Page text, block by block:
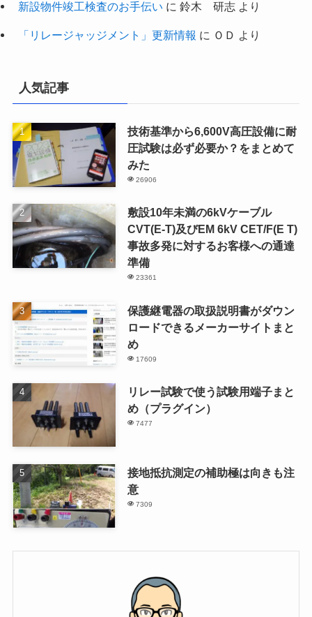
新設物件竣工検査のお手伝い に 鈴木 研志より
「リレージャッジメント」更新情報 に ＯＤ より
人気記事
技術基準から6,600V高圧設備に耐
圧試験は必ず必要か？をまとめて
みた
26906
敷設10年未満の6kVケーブル
CVT(E-T)及びEM 6kV CET/F(E T)
事故多発に対するお客様への通達
準備
23361
保護継電器の取扱説明書がダウン
ロードできるメーカーサイトまと
め
17609
リレー試験で使う試験用端子まと
め（プラグイン）
7477
接地抵抗測定の補助極は向きも注
意
7309